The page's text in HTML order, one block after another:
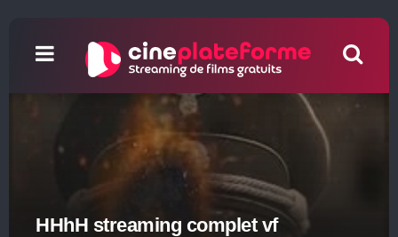
HHhH streaming complet vf